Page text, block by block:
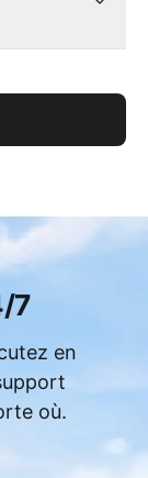
7
en
où.